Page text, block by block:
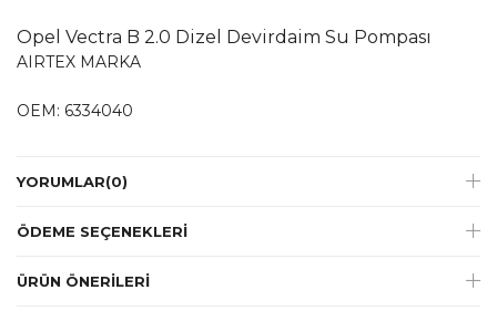
Opel Vectra B 2.0 Dizel Devirdaim Su Pompası
AIRTEX MARKA
OEM: 6334040
YORUMLAR(0)
ÖDEME SEÇENEKLERI
ÜRÜN ÖNERILERI